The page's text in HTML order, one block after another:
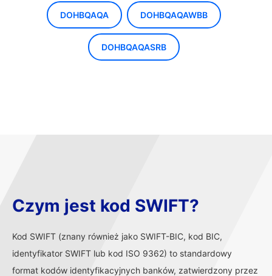
DOHBQAQA DOHBQAQAWBB
DOHBQAQASRB
Czym jest kod SWIFT?
Kod SWIFT (znany również jako SWIFT-BIC, kod BIC,
identyfikator SWIFT lub kod ISO 9362) to standardowy
format kodów identyfikacyjnych banków, zatwierdzony przez